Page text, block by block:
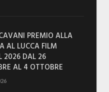
PREMIO ALLA
AL LUCCA FILM
2026 DAL 26
AL 4 OTTOBRE